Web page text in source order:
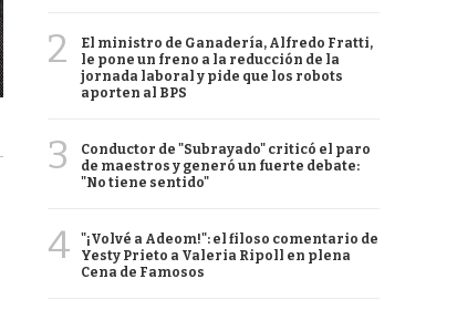
2
El ministro de Ganadería, Alfredo Fratti,
le pone un freno a la reducción de la
jornada laboral y pide que los robots
aporten al BPS
3
Conductor de "Subrayado" criticó el paro
de maestros y generó un fuerte debate:
"No tiene sentido"
4
"¡Volvé a Adeom!": el filoso comentario de
Yesty Prieto a Valeria Ripoll en plena
Cena de Famosos